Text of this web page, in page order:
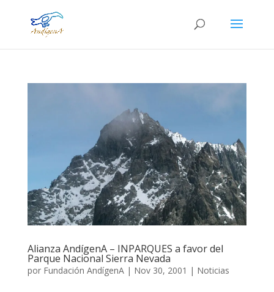
Alianza AndígenA – INPARQUES a favor del
Parque Nacional Sierra Nevada
por Fundación AndígenA| Nov 30, 2001 | Noticias